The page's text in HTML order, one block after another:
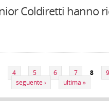
Coldiretti hanno
4 5 6 7 8 9
seguente ›
ultima »